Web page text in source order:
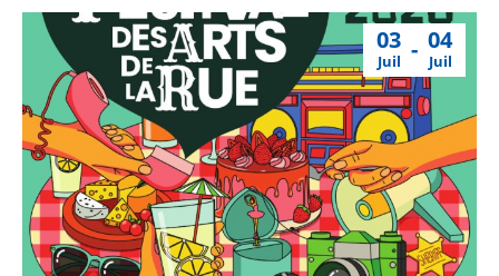
03
Juil
04
Juil